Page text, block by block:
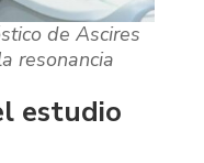
de Ascires
resonancia
estudio